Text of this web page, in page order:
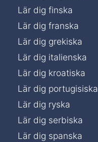
Lär dig finska
Lär dig franska
Lär dig grekiska
Lär dig italienska
Lär dig kroatiska
Lär dig portugisiska
Lär dig ryska
Lär dig serbiska
Lär dig spanska